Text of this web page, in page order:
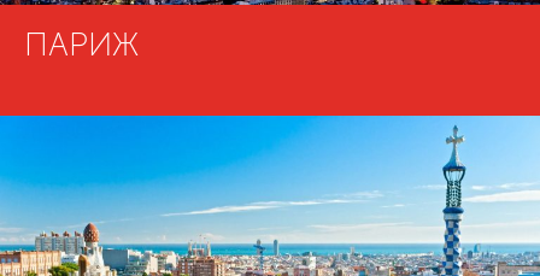
ПАРИЖ